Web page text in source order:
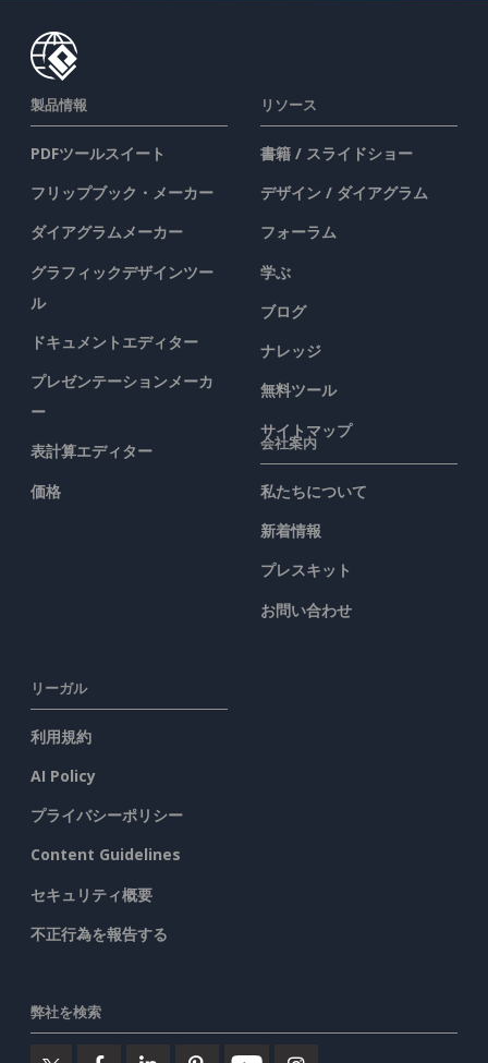
製品情報
PDFツールスイート
フリップブック・メーカー
ダイアグラムメーカー
グラフィックデザインツー
ル
ドキュメントエディター
プレゼンテーションメーカ
ー
表計算エディター
価格
リソース
書籍 / スライドショー
デザイン / ダイアグラム
フォーラム
学ぶ
ブログ
ナレッジ
無料ツール
サイトマップ
会社案内
私たちについて
新着情報
プレスキット
お問い合わせ
リーガル
利用規約
AI Policy
プライバシーポリシー
Content Guidelines
セキュリティ概要
不正行為を報告する
弊社を検索